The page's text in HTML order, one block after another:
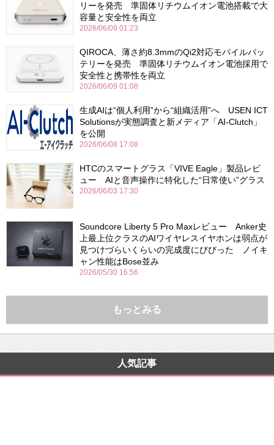
リーを発売 準固体リチウムイオン電池搭載で大
容量と安全性を両立
2026/06/09 01:23
QIROCA、薄さ約8.3mmのQi2対応モバイルバッ
テリーを発売 準固体リチウムイオン電池採用で
安全性と携帯性を両立
2026/06/09 01:08
生成AIは“個人利用”から“組織活用”へ USEN ICT
Solutionsが実態調査と新メディア「AI-Clutch」
を公開
2026/06/08 17:08
HTCのスマートグラス「VIVE Eagle」製品レビ
ュー AIと音声操作に特化した“日常使い”グラス
2026/06/03 17:30
Soundcore Liberty 5 Pro Maxレビュー Anker史
上最上位クラスのAIワイヤレスイヤホンは弱点が
見つけづらいくらいの完成度にびびった ノイキ
ャン性能はBose並み
2026/05/30 16:56
もっとみる
人気記事